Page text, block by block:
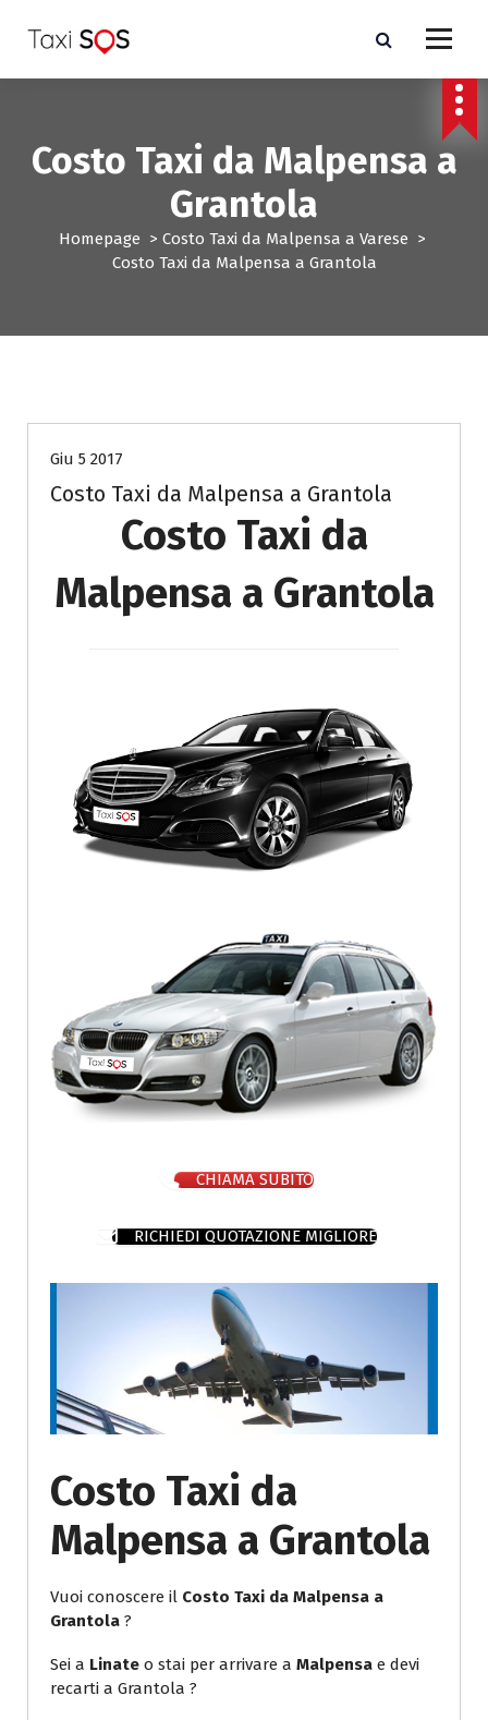
a
Costo Taxi da Malpensa a
Grantola
Homepage > Costo Taxi da Malpensa a Varese >
Costo Taxi da Malpensa a Grantola
Giu 5 2017
Costo Taxi da Malpensa a Grantola
Costo Taxi da
Malpensa a Grantola
CHIAMA SUBITO
RICHIEDI QUOTAZIONE MIGLIORE
Costo Taxi da
Malpensa a Grantola
Vuoi conoscere il Costo Taxi da Malpensa a
Grantola ?
Sei a Linate o stai per arrivare a Malpensa e devi
recarti a Grantola ?